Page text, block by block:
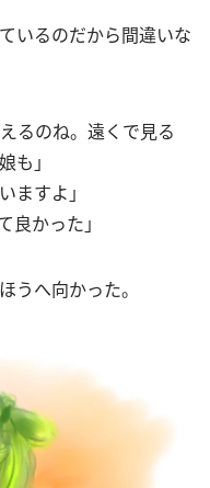
いるのだから間違いな
るのね。遠くで見る
も」
ますよ」
良かった」
うへ向かった。